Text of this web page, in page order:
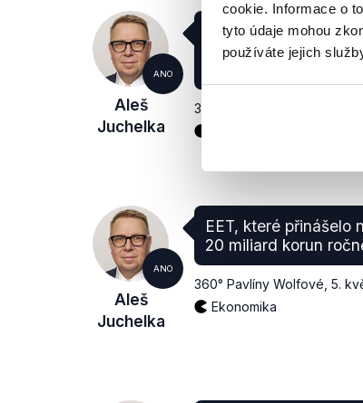
cookie. Informace o
tyto údaje mohou
používáte jejich
ANO
Aleš
Juchelka
(...) těch -200
v dubnu máme, a je
360° Pavlíny Wolfové
ANO
Aleš
Juchelka
EET, které přinášelo
20 miliard korun
360° Pavlíny Wolfové 5.
Ekonomika